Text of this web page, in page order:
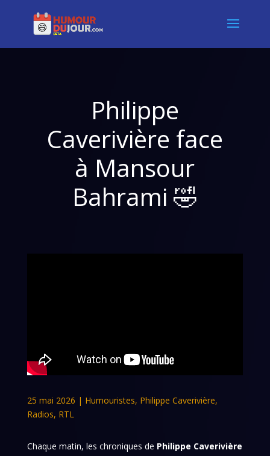
Philippe
Caverivière face
à Mansour
Bahrami 🤣
25 mai 2026 | Humouristes, Philippe Caverivière,
Radios, RTL
Chaque matin, les chroniques de Philippe Caverivière